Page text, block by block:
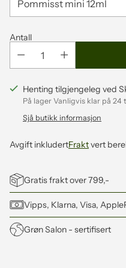
Antall
Henting tilgjengeleg ved
På lager Vanligvis klar på 24
Sjå butikk informasjon
Avgift inkludertFraktvert
Gratis frakt over 799,-
Vipps, Klarna, Visa,
Grøn Salon - sertifisert